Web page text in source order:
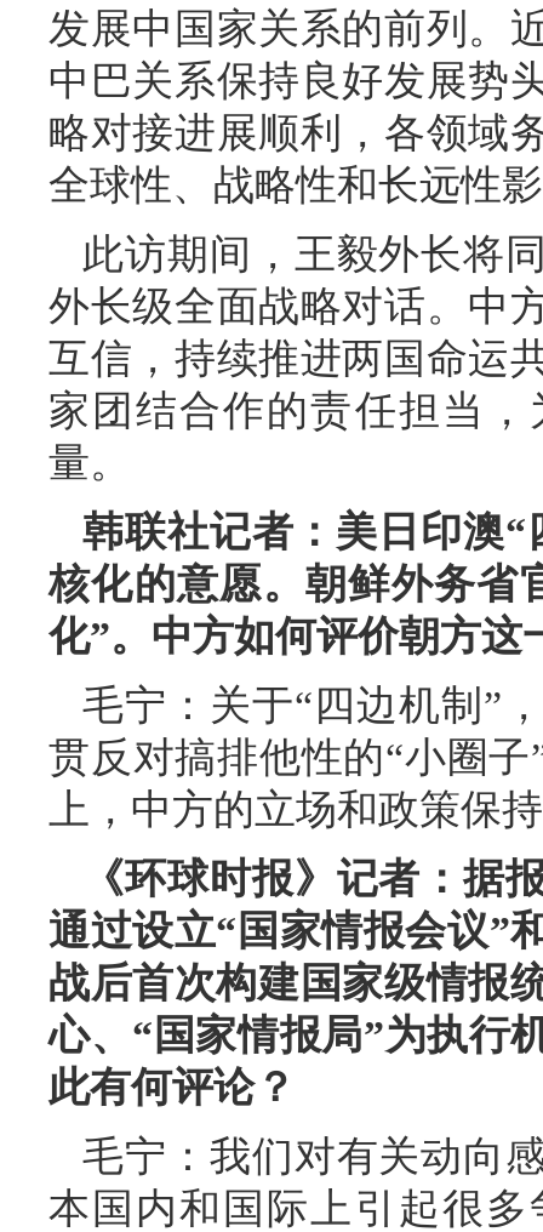
发展中国家关系的前列。
中巴关系保持良好发展势
略对接进展顺利，各领域
全球性、战略性和长远性
此访期间，王毅外长将
外长级全面战略对话。中
互信，持续推进两国命运
家团结合作的责任担当
量。
韩联社记者：美日印澳
核化的意愿。朝鲜外务省
化”。中方如何评价朝方这
毛宁：关于“四边机制”
贯反对搞排他性的“小圈
上，中方的立场和政策保
《环球时报》记者：据
通过设立“国家情报会议”
战后首次构建国家级情报
心、“国家情报局”为执行
此有何评论？
毛宁：我们对有关动向
本国内和国际上引起很